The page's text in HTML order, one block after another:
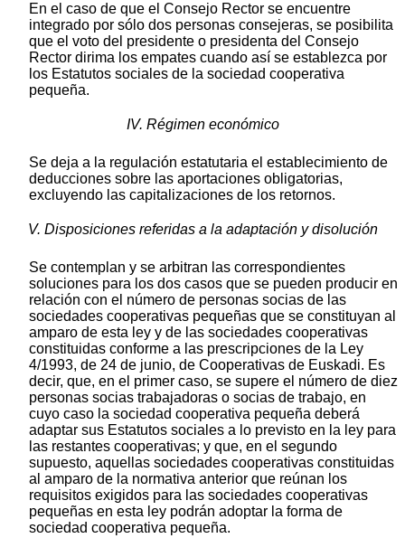
En el caso de que el Consejo Rector se encuentre
integrado por sólo dos personas consejeras, se posibilita
que el voto del presidente o presidenta del Consejo
Rector dirima los empates cuando así se establezca por
los Estatutos sociales de la sociedad cooperativa
pequeña.
IV. Régimen económico
Se deja a la regulación estatutaria el establecimiento de
deducciones sobre las aportaciones obligatorias,
excluyendo las capitalizaciones de los retornos.
V. Disposiciones referidas a la adaptación y disolución
Se contemplan y se arbitran las correspondientes
soluciones para los dos casos que se pueden producir en
relación con el número de personas socias de las
sociedades cooperativas pequeñas que se constituyan al
amparo de esta ley y de las sociedades cooperativas
constituidas conforme a las prescripciones de la Ley
4/1993, de 24 de junio, de Cooperativas de Euskadi. Es
decir, que, en el primer caso, se supere el número de diez
personas socias trabajadoras o socias de trabajo, en
cuyo caso la sociedad cooperativa pequeña deberá
adaptar sus Estatutos sociales a lo previsto en la ley para
las restantes cooperativas; y que, en el segundo
supuesto, aquellas sociedades cooperativas constituidas
al amparo de la normativa anterior que reúnan los
requisitos exigidos para las sociedades cooperativas
pequeñas en esta ley podrán adoptar la forma de
sociedad cooperativa pequeña.